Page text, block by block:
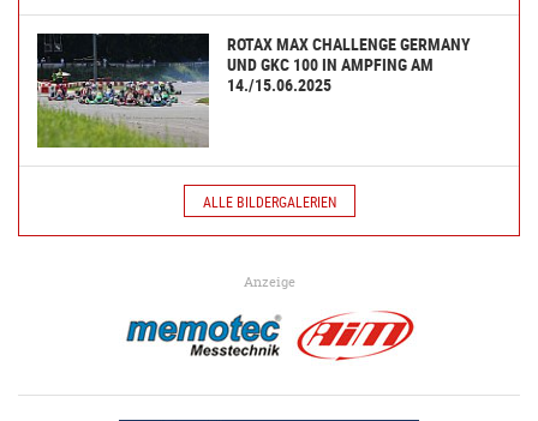
ROTAX MAX CHALLENGE GERMANY
UND GKC 100 IN AMPFING AM
14./15.06.2025
ALLE BILDERGALERIEN
Anzeige